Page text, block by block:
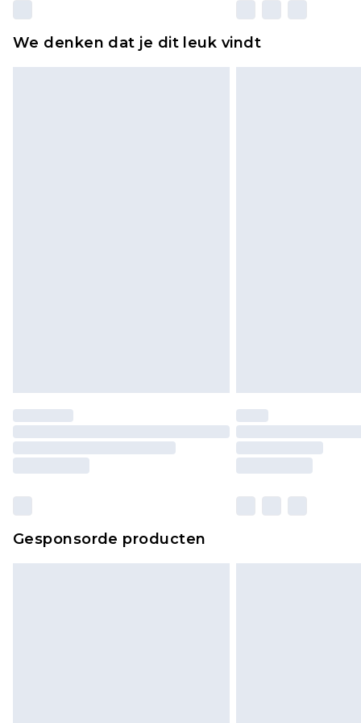
We denken dat je dit leuk vindt
Gesponsorde producten